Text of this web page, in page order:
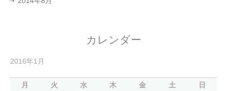
カレンダー
2016年1月
月 火 水 木 金 土 日